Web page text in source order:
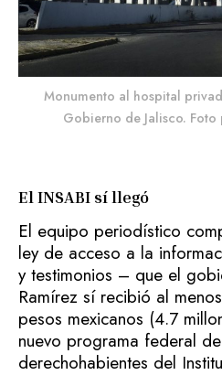
Monumento al hospital
Gobierno de Jalisco.
El INSABI sí llegó
El equipo periodístico
ley de acceso a la
y testimonios – que el
Ramírez sí recibió al
pesos mexicanos (4.7
nuevo programa federal
derechohabientes del